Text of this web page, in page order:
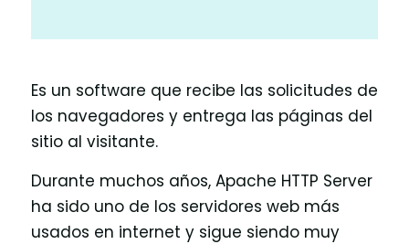
Es un software que recibe las solicitudes de
los navegadores y entrega las páginas del
sitio al visitante.
Durante muchos años, Apache HTTP Server
ha sido uno de los servidores web más
usados en internet y sigue siendo muy